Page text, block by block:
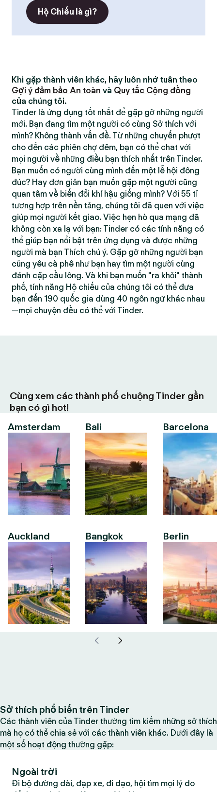
Hộ Chiếu là gì?
Khi gặp thành viên khác, hãy luôn nhớ tuân theo
Gợi ý đảm bảo An toàn và Quy tắc Cộng đồng
của chúng tôi.
Tinder là ứng dụng tốt nhất để gặp gỡ những người
mới. Bạn đang tìm một người có cùng Sở thích với
mình? Không thành vấn đề. Từ những chuyến phượt
cho đến các phiên chợ đêm, bạn có thể chat với
mọi người về những điều bạn thích nhất trên Tinder.
Bạn muốn có người cùng mình đến một lễ hội đông
đúc? Hay đơn giản bạn muốn gặp một người cũng
quan tâm về biến đổi khí hậu giống mình? Với 55 tỉ
tương hợp trên nền tảng, chúng tôi đã quen với việc
giúp mọi người kết giao. Việc hẹn hò qua mạng đã
không còn xa lạ với bạn: Tinder có các tính năng có
thể giúp bạn nổi bật trên ứng dụng và được những
người mà bạn Thích chú ý. Gặp gỡ những người bạn
cũng yêu cà phê như bạn hay tìm một người cùng
đánh cặp cầu lông. Và khi bạn muốn "ra khỏi" thành
phố, tính năng Hộ chiếu của chúng tôi có thể đưa
bạn đến 190 quốc gia dùng 40 ngôn ngữ khác nhau
—mọi chuyện đều có thể với Tinder.
Cùng xem các thành phố chuộng Tinder gần
bạn có gì hot!
Amsterdam
Auckland
Bali
Bangkok
Barcelona
Berlin
Sở thích phổ biến trên Tinder
Các thành viên của Tinder thường tìm kiếm những sở thích
mà họ có thể chia sẻ với các thành viên khác. Dưới đây là
một số hoạt động thường gặp:
Ngoài trời
Đi bộ đường dài, đạp xe, đi dạo, hội tìm mọi lý do